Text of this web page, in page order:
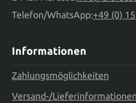
Telefon/WhatsApp:+49 (0)
Informationen
Zahlungsmöglichkeiten
Versand-/Lieferinformationen